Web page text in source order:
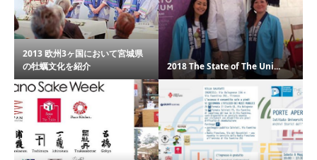
2013 欧州3ヶ国において宮城県
の牡蠣文化を紹介
2018 The State of The Uni...